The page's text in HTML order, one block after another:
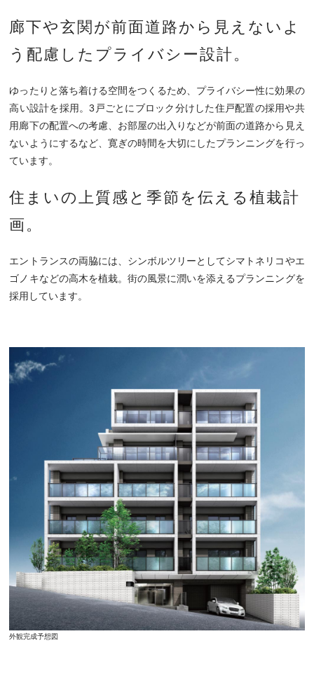
廊下や玄関が前面道路から見えないよ
う 配慮したプライバシー設計。
ゆったりと落ち着ける空間をつくるため、プライバシー性に効果の
高い設計を採用。3戸ごとにブロック分けした住戸配置の採用や共
用廊下の配置への考慮、お部屋の出入りなどが前面の道路から見え
ないようにするなど、寛ぎの時間を大切にしたプランニングを行っ
ています。
住まいの上質感と季節を伝える植栽計
画。
エントランスの両脇には、シンボルツリーとしてシマトネリコやエ
ゴノキなどの高木を植栽。街の風景に潤いを添えるプランニングを
採用しています。
外観完成予想図